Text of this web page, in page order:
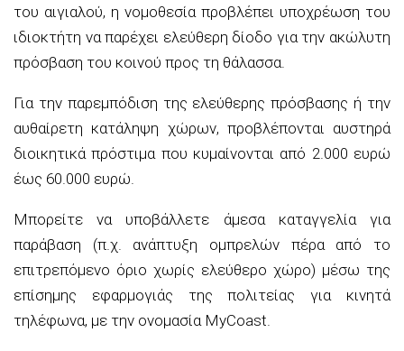
του αιγιαλού, η νομοθεσία προβλέπει υποχρέωση του
ιδιοκτήτη να παρέχει ελεύθερη δίοδο για την ακώλυτη
πρόσβαση του κοινού προς τη θάλασσα.
Για την παρεμπόδιση της ελεύθερης πρόσβασης ή την
αυθαίρετη κατάληψη χώρων, προβλέπονται αυστηρά
διοικητικά πρόστιμα που κυμαίνονται από 2.000 ευρώ
έως 60.000 ευρώ.
Μπορείτε να υποβάλλετε άμεσα καταγγελία για
παράβαση (π.χ. ανάπτυξη ομπρελών πέρα από το
επιτρεπόμενο όριο χωρίς ελεύθερο χώρο) μέσω της
επίσημης εφαρμογιάς της πολιτείας για κινητά
τηλέφωνα, με την ονομασία MyCoast.